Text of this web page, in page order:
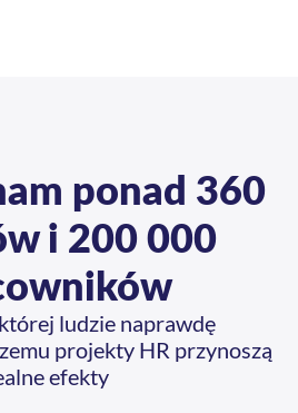
ponad 360
i 200 000
ludzie naprawdę
projekty HR przynoszą
efekty